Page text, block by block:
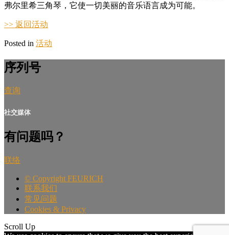
弗尔里希三角琴，它使一切美丽的音乐语言成为可能。
>> 返回活动
Posted in 活动
序列号
查询
社交媒体
有问题吗？
联络
© Copyright FEURICH
联系我们
常见问题
Cookies & Privacy
Scroll Up